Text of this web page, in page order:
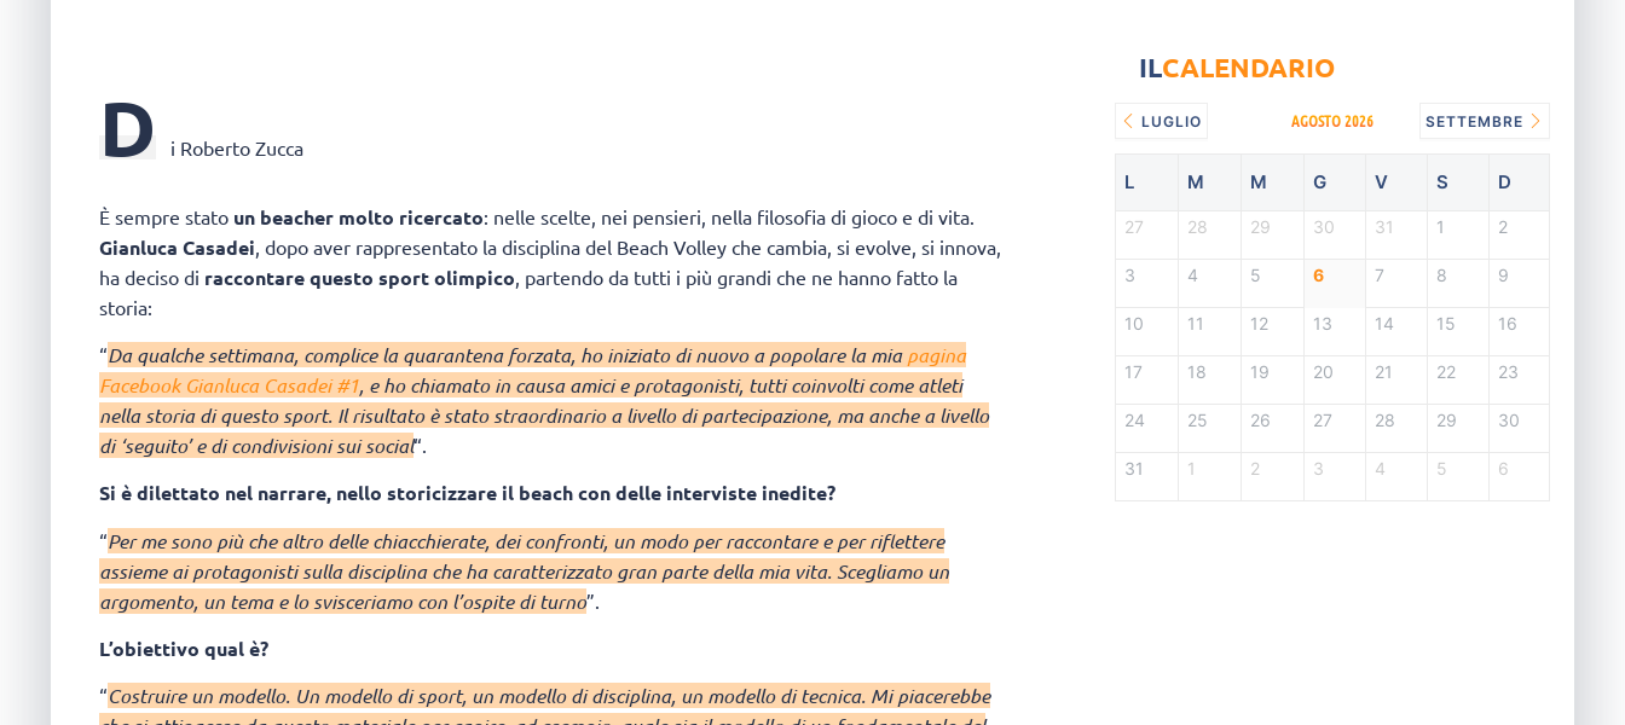
D i Roberto Zucca
È sempre stato un beacher molto ricercato: nelle scelte, nei pensieri, nella filosofia di gioco e di vita.
Gianluca Casadei, dopo aver rappresentato la disciplina del Beach Volley che cambia, si evolve, si innova,
ha deciso di raccontare questo sport olimpico, partendo da tutti i più grandi che ne hanno fatto la
storia:
“Da qualche settimana, complice la quarantena forzata, ho iniziato di nuovo a popolare la miapagina
Facebook Gianluca Casadei #1, e ho chiamato in causa amici e protagonisti, tutti coinvolti come atleti
nella storia di questo sport. Il risultato è stato straordinario a livello di partecipazione, ma anche a livello
di ‘seguito’ e di condivisioni sui social“.
Si è dilettato nel narrare, nello storicizzare il beach con delle interviste inedite?
“Per me sono più che altro delle chiacchierate, dei confronti, un modo per raccontare e per riflettere
assieme ai protagonisti sulla disciplina che ha caratterizzato gran parte della mia vita. Scegliamo un
argomento, un tema e lo svisceriamo con l’ospite di turno”.
L’obiettivo qual è?
“Costruire un modello. Un modello di sport, un modello di disciplina, un modello di tecnica. Mi piacerebbe
ILCALENDARIO
LUGLIO AGOSTO 2026 SETTEMBRE
L M M G V S D
27 28 29 30 31 1 2
3 4 5 6 7 8 9
10 11 12 13 14 15 16
17 18 19 20 21 22 23
24 25 26 27 28 29 30
31 1 2 3 4 5 6